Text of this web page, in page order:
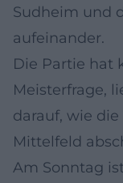
Sudheim und
aufeinander.
Die Partie hat
Meisterfrage,
darauf, wie
Mittelfeld
Am Sonntag